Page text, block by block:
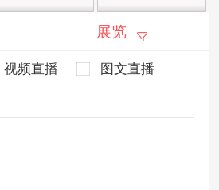
展览
视频直播
图文直播